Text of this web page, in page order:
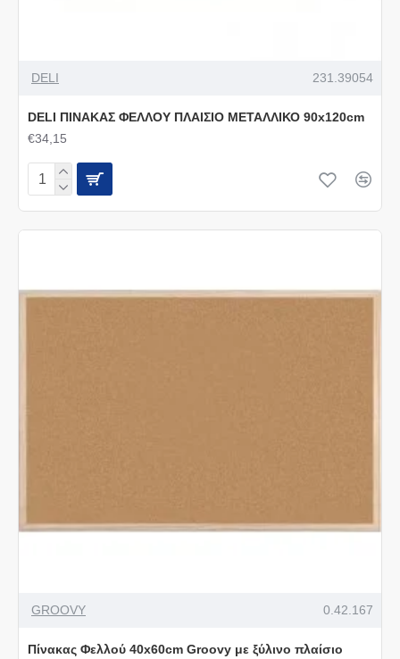
DELI 231.39054
DELI ΠΙΝΑΚΑΣ ΦΕΛΛΟΥ ΠΛΑΙΣΙΟ ΜΕΤΑΛΛΙΚΟ 90x120cm
€34,15
GROOVY 0.42.167
Πίνακας Φελλού 40x60cm Groovy με ξύλινο πλαίσιο